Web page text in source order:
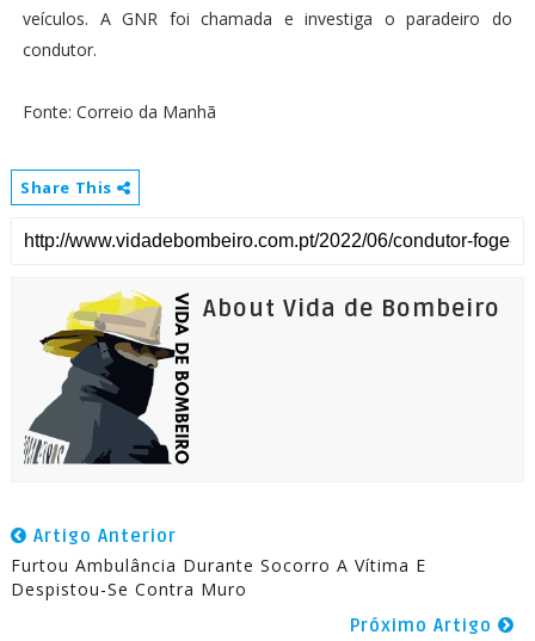
veículos. A GNR foi chamada e investiga o paradeiro do
condutor.
Fonte: Correio da Manhã
Share This
About Vida de Bombeiro
Artigo Anterior
Furtou Ambulância Durante Socorro A Vítima E
Despistou-Se Contra Muro
Próximo Artigo